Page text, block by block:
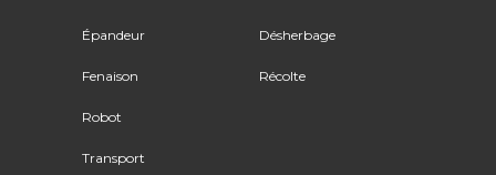
Épandeur
Fenaison
Robot
Transport
Désherbage
Récolte